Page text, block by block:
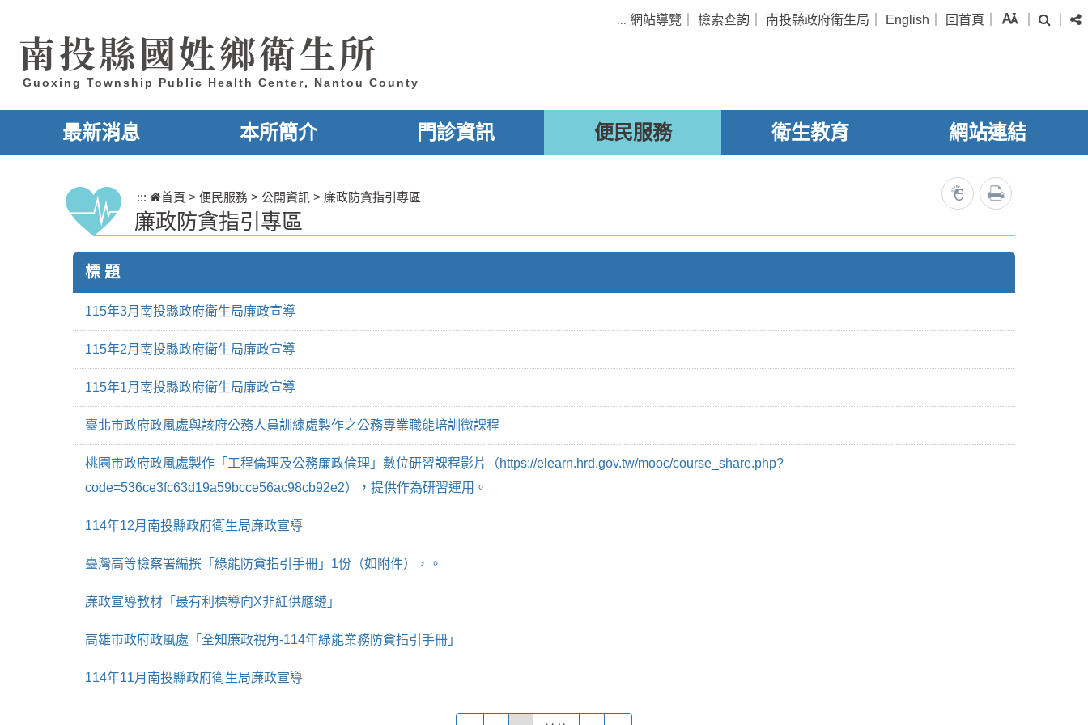
南投縣國姓鄉衛生所
Guoxing Township Public Health Center, Nantou County
::: 網站導覽 檢索查詢 南投縣政府衛生局 English 回首頁 字級 搜尋
最新消息 本所簡介 門診資訊 便民服務 衛生教育 網站連結
::: 首頁 > 便民服務 > 公開資訊 > 廉政防貪指引專區
廉政防貪指引專區
標 題
115年3月南投縣政府衛生局廉政宣導
115年2月南投縣政府衛生局廉政宣導
115年1月南投縣政府衛生局廉政宣導
臺北市政府政風處與該府公務人員訓練處製作之公務專業職能培訓微課程
桃園市政府政風處製作「工程倫理及公務廉政倫理」數位研習課程影片（https://elearn.hrd.gov.tw/mooc/course_share.php?
code=536ce3fc63d19a59bcce56ac98cb92e2），提供作為研習運用。
114年12月南投縣政府衛生局廉政宣導
臺灣高等檢察署編撰「綠能防貪指引手冊」1份（如附件），。
廉政宣導教材「最有利標導向X非紅供應鏈」
高雄市政府政風處「全知廉政視角-114年綠能業務防貪指引手冊」
114年11月南投縣政府衛生局廉政宣導